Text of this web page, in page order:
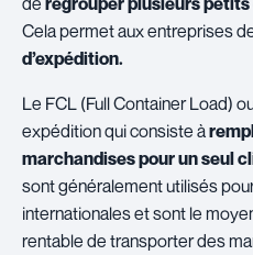
Cela permet aux entreprises
d’expédition.
Le FCL (Full Container Load)
expédition qui consiste à
marchandises pour un seul
sont généralement utilisés
internationales et sont le
rentable de transporter des